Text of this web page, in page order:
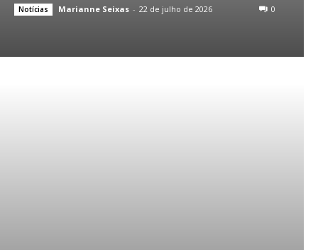
Notícias Marianne Seixas - 22 de julho de 2026 0